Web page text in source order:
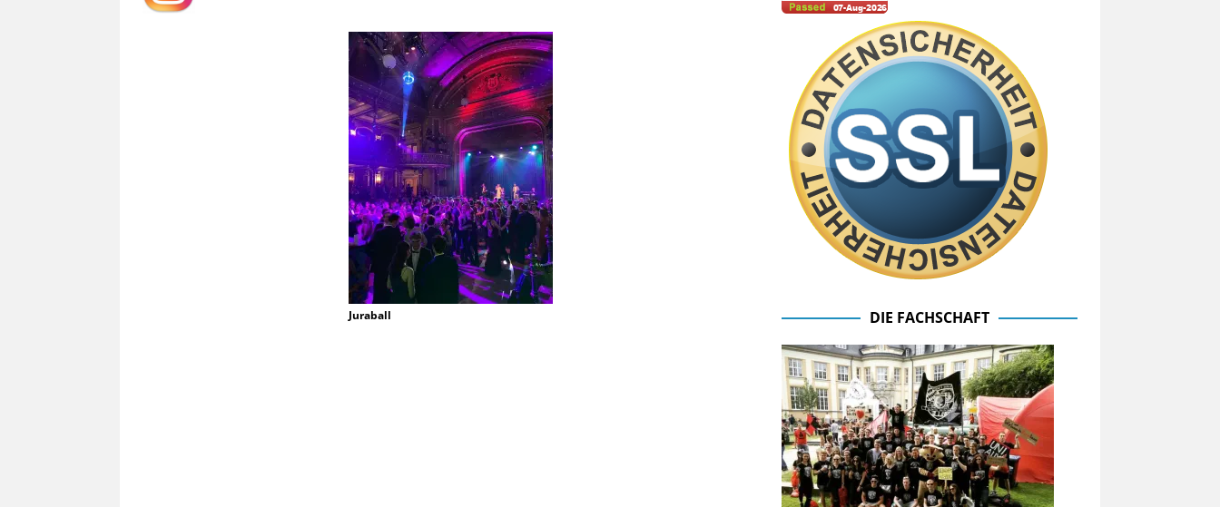
Juraball DIE FACHSCHAFT